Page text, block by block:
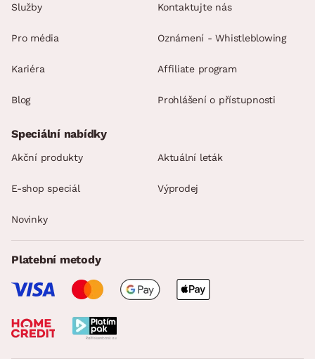
Služby
Pro média
Kariéra
Blog
Kontaktujte nás
Oznámení - Whistleblowing
Affiliate program
Prohlášení o přístupnosti
Speciální nabídky
Akční produkty Aktuální leták
E-shop speciál Výprodej
Novinky
Platební metody